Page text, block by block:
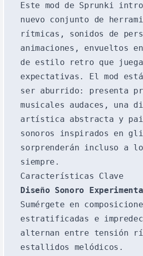
Este mod de Sprunki
nuevo conjunto de
rítmicas, sonidos de
animaciones, envueltos
de estilo retro que
expectativas. El mod
ser aburrido: presenta
musicales audaces, una
artística abstracta y
sonoros inspirados en
sorprenderán incluso a
siempre.
Características Clave
Diseño Sonoro
Sumérgete en
estratificadas e
alternan entre tensión
estallidos melódicos.